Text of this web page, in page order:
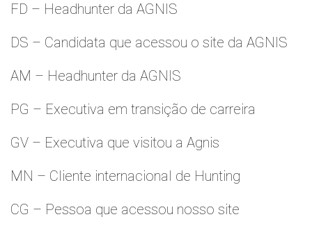
FD – Headhunter da AGNIS
DS – Candidata que acessou o site da AGNIS
AM – Headhunter da AGNIS
PG – Executiva em transição de carreira
GV – Executiva que visitou a Agnis
MN – Cliente internacional de Hunting
CG – Pessoa que acessou nosso site